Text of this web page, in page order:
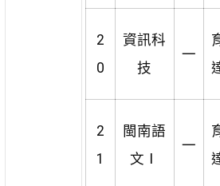
2
0
資訊科
技
一
2
1
閩南語
文Ⅰ
一